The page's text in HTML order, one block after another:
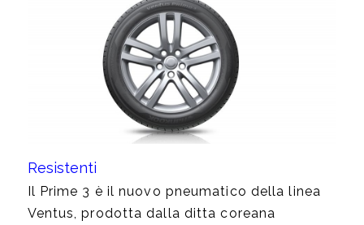
Resistenti
Il Prime 3 è il nuovo pneumatico della linea
Ventus, prodotta dalla ditta coreana